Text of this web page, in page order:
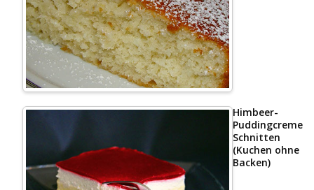
Himbeer-
Puddingcreme
Schnitten
(Kuchen ohne
Backen)